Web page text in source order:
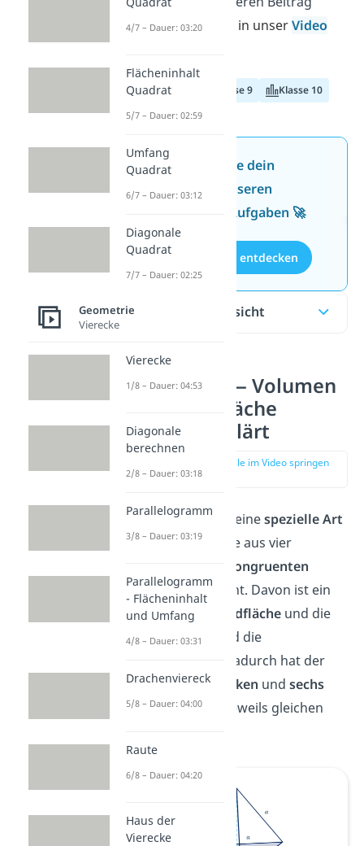
durchund schau in unserVideo
Klasse 8 Klasse 9 Klasse 10
Jetzt neu: Teste dein
Wissen mit unseren
kostenlosen Aufgaben 🚀
Aufgaben entdecken
Inhaltsübersicht
Tetraeder — Volumen
und Oberfläche
einfach erklärt
zur Stelle im Video springen
EinTetraeder ist einespezielle Art
derPyramide
, die aus vier
kongruenten
Dreieckenbesteht. Davon ist ein
Dreieck die
Grundflächeund die
anderen drei sind die
. Dadurch hat der
Tetraedervier Ecken und sechs
Kantenmit der jeweils gleichen
4/7 – Dauer: 03:20
Flächeninhalt
Quadrat
5/7 – Dauer: 02:59
Umfang
Quadrat
6/7 – Dauer: 03:12
Diagonale
Quadrat
7/7 – Dauer: 02:25
Geometrie
Vierecke
Vierecke
1/8 – Dauer: 04:53
Diagonale
berechnen
2/8 – Dauer: 03:18
Parallelogramm
3/8 – Dauer: 03:19
Parallelogramm
- Flächeninhalt
und Umfang
4/8 – Dauer: 03:31
Drachenviereck
5/8 – Dauer: 04:00
Raute
6/8 – Dauer: 04:20
Haus der
Vierecke